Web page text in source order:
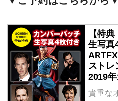
【特
生写真
スト
2019
貴重な